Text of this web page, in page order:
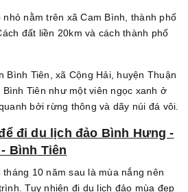
nhỏ nằm trên xã Cam Bình, thành phố
đất liền 20km và cách thành phố
Bình Tiên, xã Cộng Hải, huyện Thuận
Tiên như một viên ngọc xanh ở
bởi rừng thông và dãy núi đá vôi.
đi du lịch đảo Bình Hưng -
Bình Tiên
10 năm sau là mùa nắng nên
Tuy nhiên đi du lịch đảo mùa đẹp